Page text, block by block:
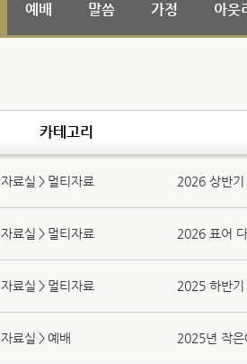
예배 말씀 가정 아웃
카테고리
자료실＞멀티자료 2026 상반기
자료실＞멀티자료 2026 표어
자료실＞멀티자료 2025 하반기
자료실＞예배 2025년 작은